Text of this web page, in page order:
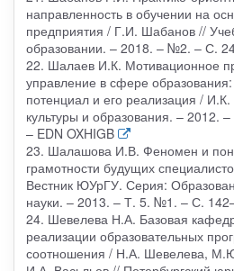
направленность в обучении на
предприятия / Г.И. Шабанов //
образовании. – 2018. – №2. – С.
22. Шалаев И.К. Мотивационное
управление в сфере
потенциал и его реализация /
культуры и образования. – 2012.
– EDN OXHIGB
23. Шалашова И.В. Феномен и
грамотности будущих
Вестник ЮУрГУ. Серия:
науки. – 2013. – Т. 5. №1. – С.
24. Шевелева Н.А. Базовая
реализации образовательных
соотношения / Н.А. Шевелева,